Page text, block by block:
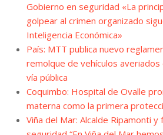
Gobierno en seguridad «La
golpear al crimen organizado
Inteligencia Económica»
País: MTT publica nuevo
remolque de vehículos averiados
vía pública
Coquimbo: Hospital de Ovalle
materna como la primera
Viña del Mar: Alcalde Ripamonti